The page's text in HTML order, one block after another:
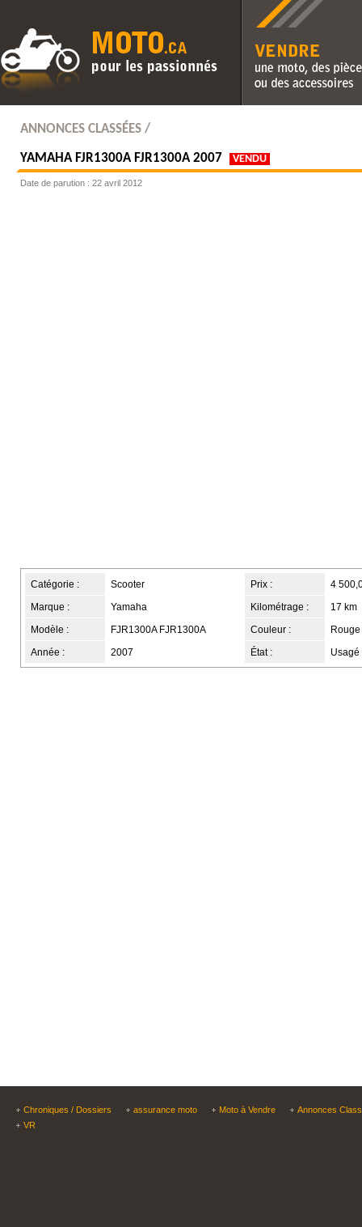
Vendre une moto, des
des accessoires
ANNONCES CLASSÉES /
YAMAHAFJR1300A FJR1300A 2007 VENDU
Date de parution : 22 avril 2012
Catégorie : Scooter
Marque : Yamaha
Modèle : FJR1300A FJR1300A
Année : 2007
Prix : 4
Kilométrage : 17 km
Couleur : Rouge
État : Usagé
Chroniques / Dossiers assurance moto Moto à Vendre
Annonces
VR